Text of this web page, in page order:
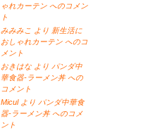
ゃれカーテン へのコメン
ト
みみみこ より 新生活に
おしゃれカーテン へのコ
メント
おきはな より パンダ中
華食器-ラーメン丼 への
コメント
Micul より パンダ中華食
器-ラーメン丼 へのコメ
ント